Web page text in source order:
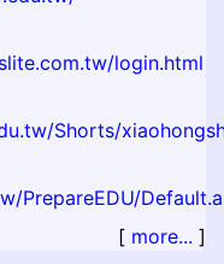
[ more... ]